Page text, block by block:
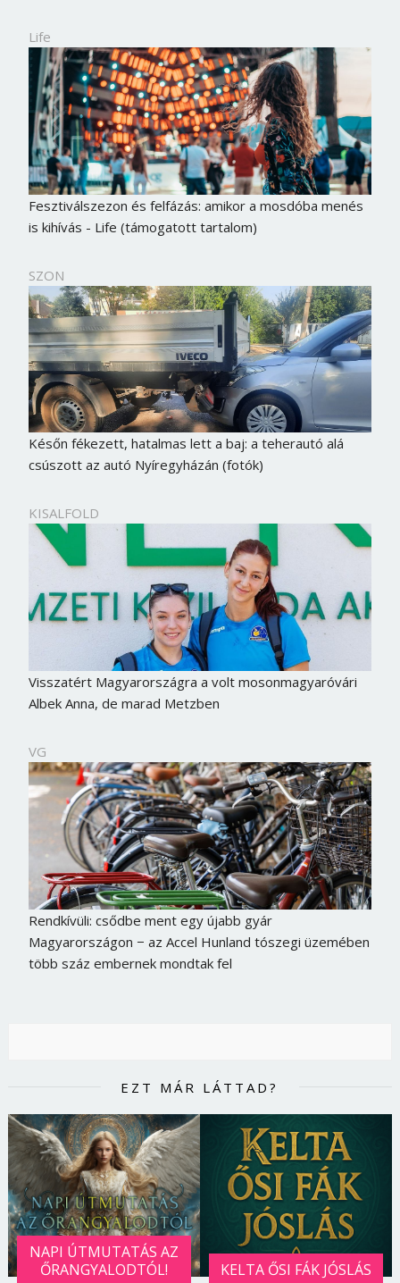
Life
Fesztiválszezon és felfázás: amikor a mosdóba menés
is kihívás - Life (támogatott tartalom)
SZON
Későn fékezett, hatalmas lett a baj: a teherautó alá
csúszott az autó Nyíregyházán (fotók)
KISALFOLD
Visszatért Magyarországra a volt mosonmagyaróvári
Albek Anna, de marad Metzben
VG
Rendkívüli: csődbe ment egy újabb gyár
Magyarországon − az Accel Hunland tószegi üzemében
több száz embernek mondtak fel
EZT MÁR LÁTTAD?
NAPI ÚTMUTATÁS AZ
ŐRANGYALODTÓL!
KELTA ŐSI FÁK JÓSLÁS